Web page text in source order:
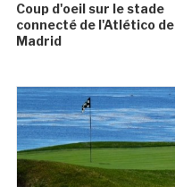
Coup d'oeil sur le stade
connecté de l'Atlético de
Madrid